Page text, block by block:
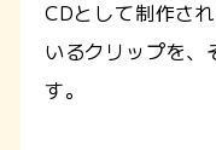
CDとして制作さ
いるクリップを、
す。